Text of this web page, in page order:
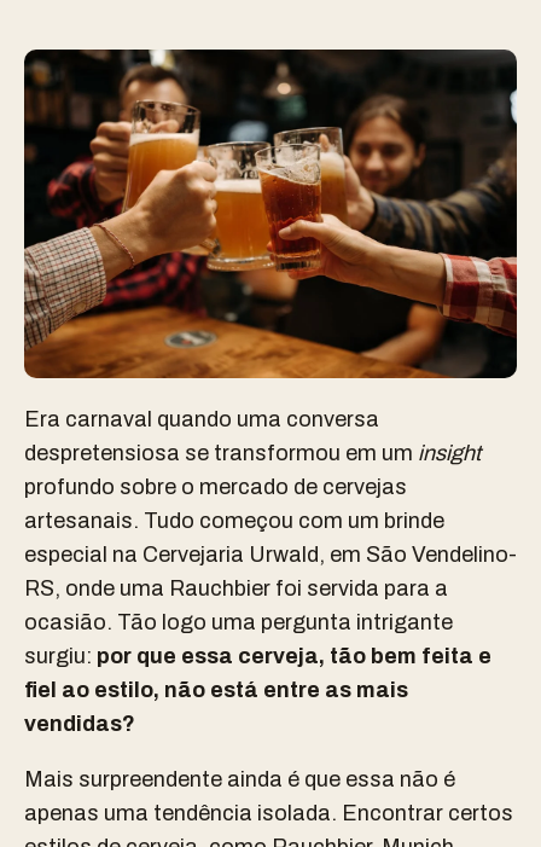
Era carnaval quando uma conversa
despretensiosa se transformou em um insight
profundo sobre o mercado de cervejas
artesanais. Tudo começou com um brinde
especial na Cervejaria Urwald, em São Vendelino-
RS, onde uma Rauchbier foi servida para a
ocasião. Tão logo uma pergunta intrigante
surgiu: por que essa cerveja, tão bem feita e
fiel ao estilo, não está entre as mais
vendidas?
Mais surpreendente ainda é que essa não é
apenas uma tendência isolada. Encontrar certos